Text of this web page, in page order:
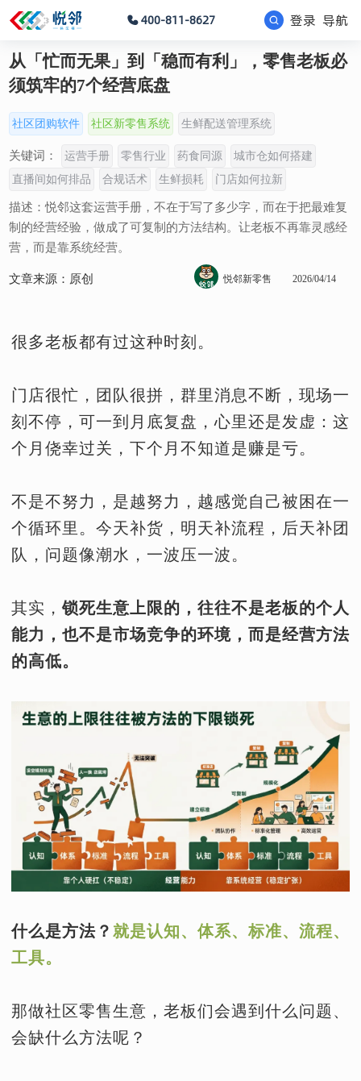
400-811-8627 登录 导航
从「忙而无果」到「稳而有利」，零售老板必
须筑牢的7个经营底盘
社区团购软件 社区新零售系统 生鲜配送管理系统
关键词： 运营手册 零售行业 药食同源
城市仓如何搭建
直播间如何排品
合规话术 生鲜损耗 门店如何拉新
描述：悦邻这套运营手册，不在于写了多少字，而在于把最难复
制的经营经验，做成了可复制的方法结构。让老板不再靠灵感经
营，而是靠系统经营。
文章来源：原创 悦邻新零售 2026/04/14
很多老板都有过这种时刻。
门店很忙，团队很拼，群里消息不断，现场一
刻不停，可一到月底复盘，心里还是发虚：这
个月侥幸过关，下个月不知道是赚是亏。
不是不努力，是越努力，越感觉自己被困在一
个循环里。今天补货，明天补流程，后天补团
队，问题像潮水，一波压一波。
其实， 锁死生意上限的，往往不是老板的个人
能力，也不是市场竞争的环境，而是经营方法
的高低。
什么是方法？ 就是认知、体系、标准、流程、
工具。
那做社区零售生意，老板们会遇到什么问题、
会缺什么方法呢？